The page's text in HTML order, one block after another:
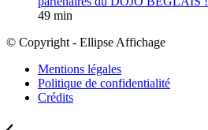
49 min
© Copyright - Ellipse Affichage
Mentions légales
Politique de confidentialité
Crédits